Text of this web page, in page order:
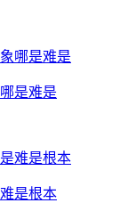
是难是
是根本